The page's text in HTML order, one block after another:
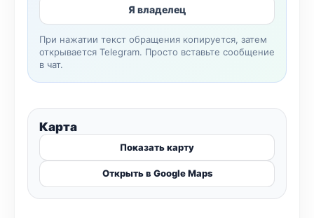
Я владелец
При нажатии текст обращения копируется, затем
открывается Telegram. Просто вставьте сообщение
в чат.
Карта
Показать карту
Открыть в Google Maps